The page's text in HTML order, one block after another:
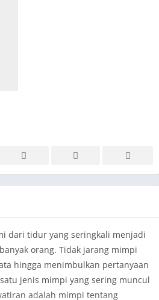
dari tidur yang seringkali menjadi
orang. Tidak jarang mimpi
hingga menimbulkan pertanyaan
jenis mimpi yang sering muncul
adalah mimpi tentang